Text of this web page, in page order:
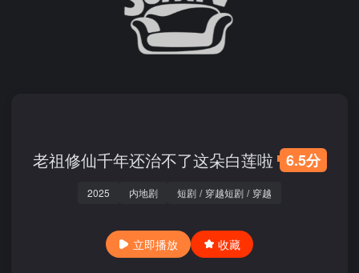
老祖修仙千年还治不了这朵白莲啦 6.5分
2025 内地剧 短剧 / 穿越短剧 / 穿越
立即播放 收藏